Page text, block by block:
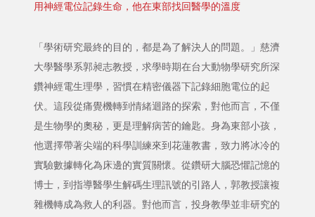
用神經電位記錄生命，他在東部找回醫學的溫度
「學術研究最終的目的，都是為了解決人的問題。」慈濟
大學醫學系郭昶志教授，求學時期在台大動物學研究所深
鑽神經電生理學，習慣在精密儀器下記錄細胞電位的起
伏。這段從痛覺機轉到情緒迴路的探索，對他而言，不僅
是生物學的奧秘，更是理解病苦的鑰匙。身為東部小孩，
他選擇帶著尖端的科學訓練來到花蓮教書，致力將冰冷的
實驗數據轉化為床邊的實質關懷。從鑽研大腦恐懼記憶的
博士，到指導醫學生解碼生理訊號的引路人，郭教授讓複
雜機轉成為救人的利器。對他而言，投身教學並非研究的